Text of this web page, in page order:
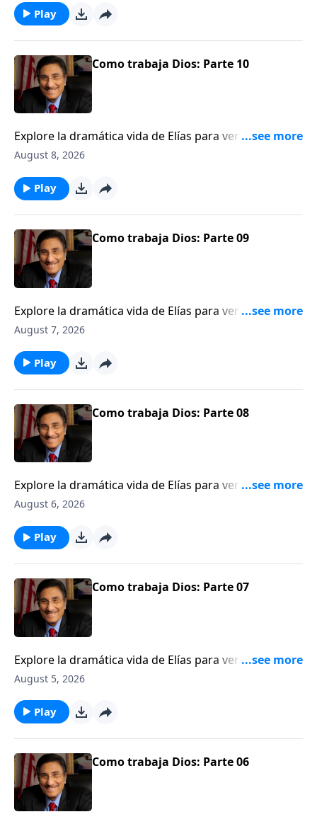
Play
Como trabaja Dios: Parte 10
Explore la dramática vida de Elías para ver una
ilustración de cómo Dios trabaja detrás del velo.
August 8, 2026
Play
Como trabaja Dios: Parte 09
Explore la dramática vida de Elías para ver una
ilustración de cómo Dios trabaja detrás del velo.
August 7, 2026
Play
Como trabaja Dios: Parte 08
Explore la dramática vida de Elías para ver una
ilustración de cómo Dios trabaja detrás del velo.
August 6, 2026
Play
Como trabaja Dios: Parte 07
Explore la dramática vida de Elías para ver una
ilustración de cómo Dios trabaja detrás del velo.
August 5, 2026
Play
Como trabaja Dios: Parte 06